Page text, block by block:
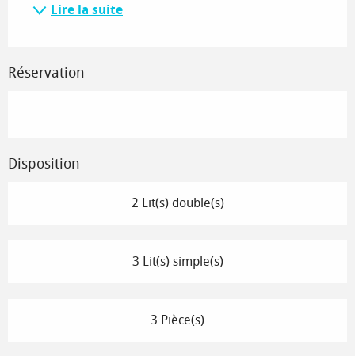
Lire la suite
Réservation
Disposition
2 Lit(s) double(s)
3 Lit(s) simple(s)
3 Pièce(s)